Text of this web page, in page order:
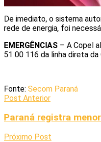
De imediato, o sistema
rede de energia, foi
EMERGÊNCIAS – A Copel
51 00 116 da linha direta
Fonte: Secom Paraná
Post Anterior
Paraná registra
Próximo Post